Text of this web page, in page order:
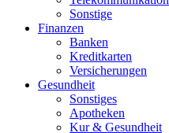
Sonstige
Finanzen
Banken
Kreditkarten
Versicherungen
Gesundheit
Sonstiges
Apotheken
Kur & Gesundheit